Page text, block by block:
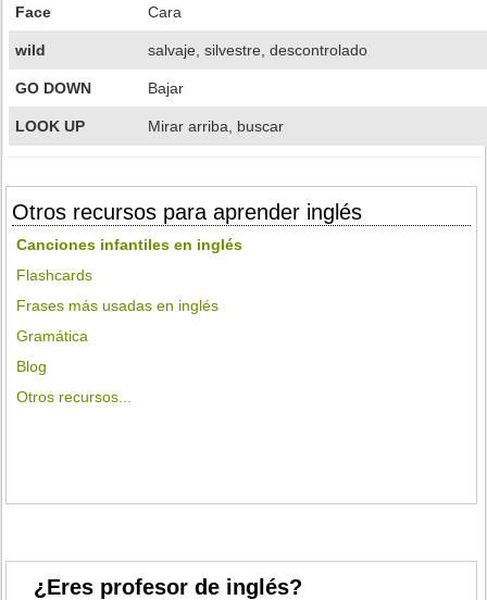
Face Cara
wild salvaje, silvestre, descontrolado
GO DOWN Bajar
LOOK UP Mirar arriba, buscar
Otros recursos para aprender inglés
Canciones infantiles en inglés
Flashcards
Frases más usadas en inglés
Gramática
Blog
Otros recursos...
¿Eres profesor de inglés?